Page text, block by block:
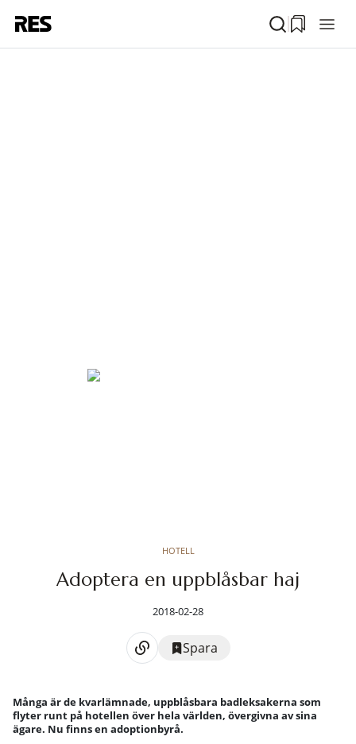
HOTELL
Adoptera en uppblåsbar haj
2018-02-28
Spara
Många är de kvarlämnade, uppblåsbara badleksakerna som
flyter runt på hotellen över hela världen, övergivna av sina
ägare. Nu finns en adoptionbyrå.